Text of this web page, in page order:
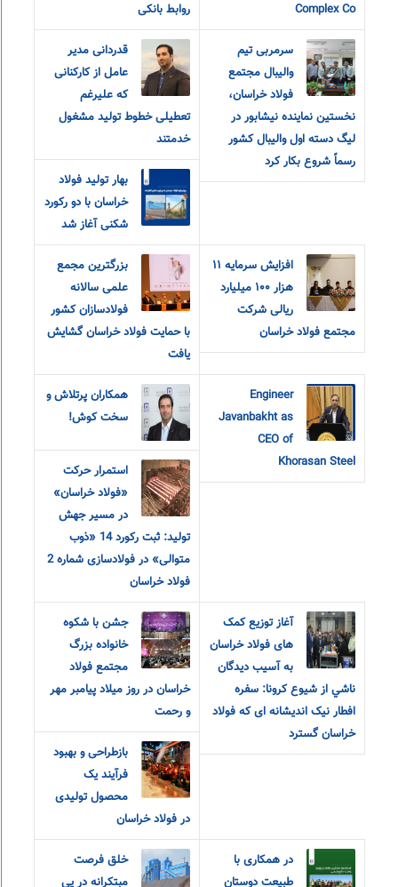
Complex Co
روابط بانکی
سرمربی تیم
والیبال مجتمع
فولاد خراسان،
نخستین نماینده نیشابور در
لیگ دسته اول والیبال کشور
رسماً شروع بکار کرد
قدردانی مدیر
عامل از کارکنانی
که علیرغم
تعطیلی خطوط تولید مشغول
خدمتند
بهار تولید فولاد
خراسان با‌ دو رکورد
شکنی آغاز شد
افزایش سرمایه ۱۱
هزار ۱۰۰ میلیارد
ریالی شرکت
مجتمع فولاد خراسان
بزرگترین مجمع
علمی سالانه
فولادسازان کشور
با حمایت فولاد خراسان گشایش
یافت
Engineer
Javanbakht as
CEO of
Khorasan Steel
همکاران پرتلاش و
سخت کوش!
استمرار حرکت
«فولاد خراسان»
در مسیر جهش
تولید: ثبت رکورد 14 «ذوب
متوالی» در فولادسازی شماره 2
فولاد خراسان
آغاز توزیع کمک
های فولاد خراسان
به آسيب ديدگان
ناشي از شيوع كرونا: سفره
افطار نیک اندیشانه ای که فولاد
خراسان گسترد
جشن با شکوه
خانواده بزرگ
مجتمع فولاد
خراسان در روز میلاد پیامبر مهر
و رحمت
بازطراحی و بهبود
فرآیند یک
محصول تولیدی
در فولاد خراسان
در همکاری با
طبیعت دوستان
خلق فرصت
مبتکرانه در پی